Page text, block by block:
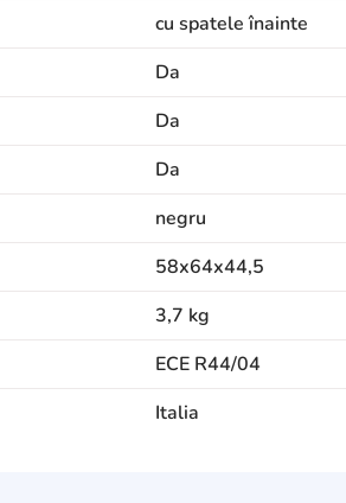
cu spatele înainte
Da
Da
Da
negru
58х64х44,5
3,7 kg
ECE R44/04
Italia